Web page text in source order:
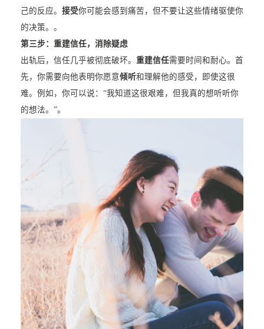
己的反应。 接受你可能会感到痛苦，但不要让这些情绪驱使你
的决策。。
第三步：重建信任，消除疑虑
出轨后，信任几乎被彻底破坏。 重建信任需要时间和耐心。首
先，你需要向他表明你愿意倾听和理解他的感受，即使这很
难。例如，你可以说：“我知道这很艰难，但我真的想听听你
的想法。”。